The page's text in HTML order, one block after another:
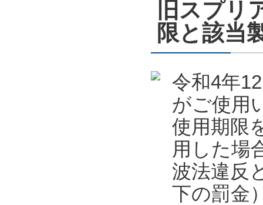
旧スプリ
限と該当
令和4年
がご使用
使用期限
用した場
波法違反
下の罰金